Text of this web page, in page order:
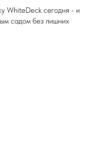
WhiteDeck сегодня - и
садом без лишних